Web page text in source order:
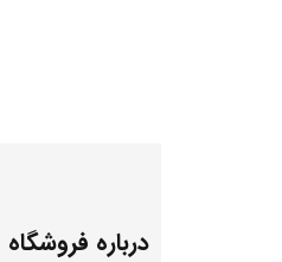
درباره فروشگاه